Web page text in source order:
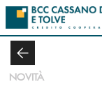
Salta al contenuto
NOVITÀ